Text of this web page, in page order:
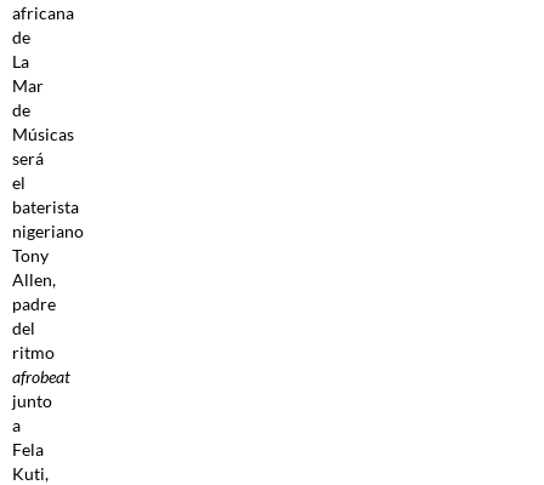
africana
de
La
Mar
de
Músicas
será
el
baterista
nigeriano
Tony
Allen,
padre
del
ritmo
afrobeat
junto
a
Fela
Kuti,